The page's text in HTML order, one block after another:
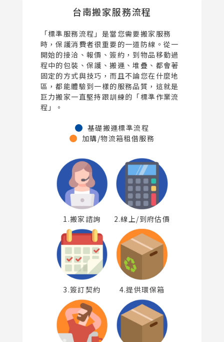
台南搬家服務流程
「標準服務流程」是當您需要搬家服務
時，保護消費者很重要的一道防線。從一
開始的接洽、報價、簽約，到物品移動過
程中的包裝、保護、搬運、堆疊、都會著
固定的方式與技巧，而且不論您在什麼地
區，都能體驗到一樣的服務品質，這就是
巨力搬家一直堅持跟訓練的「標準作業流
程」。
基礎搬運標準流程
加購/物流箱租借服務
1.搬家諮詢 2.線上/到府估價
3.簽訂契約 4.提供環保箱